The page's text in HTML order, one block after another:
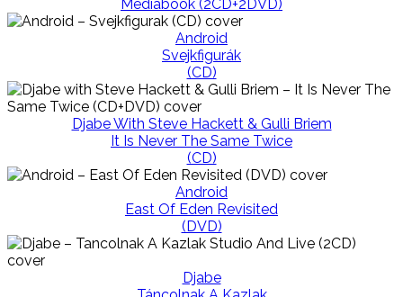
Mediabook (2CD+2DVD)
Android
Svejkfigurák
(CD)
Djabe With Steve Hackett & Gulli Briem
It Is Never The Same Twice
(CD)
Android
East Of Eden Revisited
(DVD)
Djabe